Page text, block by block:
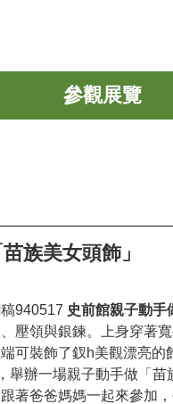
參觀展覽
族美女頭飾」
940517 史前館親子動手
壓領與銀鍊。上身穿著
可裝飾了釵h美觀漂亮
舉辦一場親子動手做「
著爸爸媽媽一起來參加